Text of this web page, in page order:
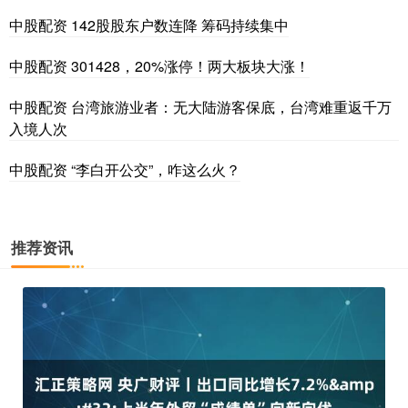
中股配资 142股股东户数连降 筹码持续集中
中股配资 301428，20%涨停！两大板块大涨！
中股配资 台湾旅游业者：无大陆游客保底，台湾难重返千万
入境人次
中股配资 “李白开公交”，咋这么火？
推荐资讯